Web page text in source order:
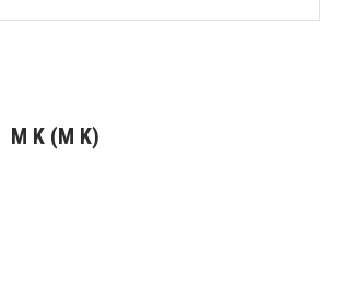
M K (M K)